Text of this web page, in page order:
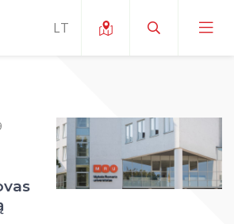
ir renginiai
ir kontaktai
organizavimas ir aplinka
kokybė
– MRU Mokslo ir inovacijų savaitė
programos